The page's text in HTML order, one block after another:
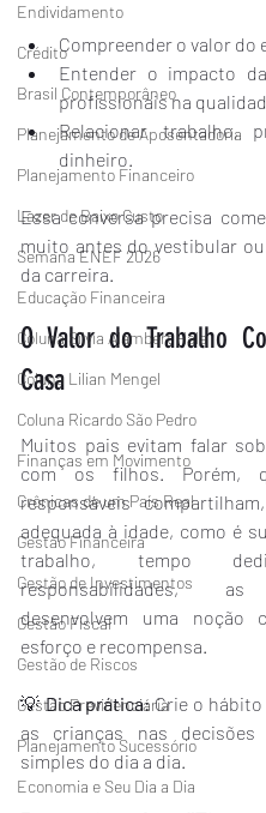
Endividamento
Crédito
Brasil Contemporâneo
Planejamento de Aposentadoria
Planejamento Financeiro
Lazer de Baixo Custo
Semana ENEF 2026
Educação Financeira
Coluna Silvia Alambert Hala
Coluna Lilian Mengel
Coluna Ricardo São Pedro
Finanças em Movimento
Crônicas de um País Real
Gestão Financeira
Gestão de Investimentos
Gestão Fiscal
Gestão de Riscos
Gestão Previdenciária
Planejamento Sucessório
Economia e Seu Dia a Dia
Compreender o valor do
Entender o impacto
profissionais na
Relacionar trabalho,
dinheiro.
Essa conversa precisa
muito antes do vestibular
da carreira.
O Valor do Trabalho
Casa
Muitos pais evitam falar
com os filhos. Porém,
responsáveis
adequada à idade, como é
trabalho, tempo
responsabilidades,
desenvolvem uma noção
esforço e recompensa.
💡 Dica prática: Crie o hábito
as crianças nas decisões
simples do dia a dia.